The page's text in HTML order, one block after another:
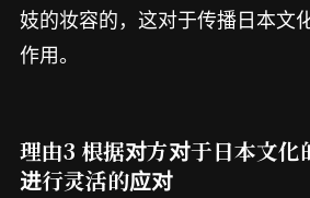
妓的妆容的，这对于传播日本文
作用。
理由3 根据对方对于日本文化
进行灵活的应对